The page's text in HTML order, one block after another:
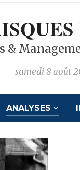
&
samedi 8 août
ANALYSES